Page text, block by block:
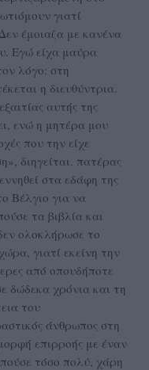
γιατί
έμοιαζα με κανένα
Εγώ είχα μαύρα
λόγο: στη
η διευθύντρια.
αυτής της
ενώ η μητέρα μου
που την είχε
διηγείται. πατέρας
στα εδάφη της
Βέλγιο για να
τα βιβλία και
ολοκλήρωσε το
γιατί εκείνη την
από οπουδήποτε
δώδεκα χρόνια και τη
του
άνθρωπος στη
επιρροής με έναν
τόσο πολύ, χάρη